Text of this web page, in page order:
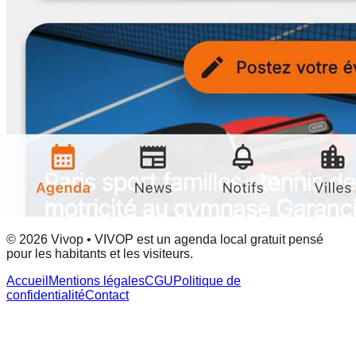
© 2026 Vivop • VIVOP est un agenda local gratuit pensé
pour les habitants et les visiteurs.
Accueil Mentions légalesCGUPolitique de
confidentialitéContact